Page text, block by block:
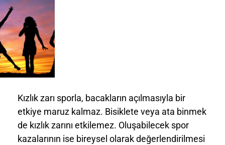
Kızlık zarı sporla, bacakların açılmasıyla bir
etkiye maruz kalmaz. Bisiklete veya ata binmek
de kızlık zarını etkilemez. Oluşabilecek spor
kazalarının ise bireysel olarak değerlendirilmesi